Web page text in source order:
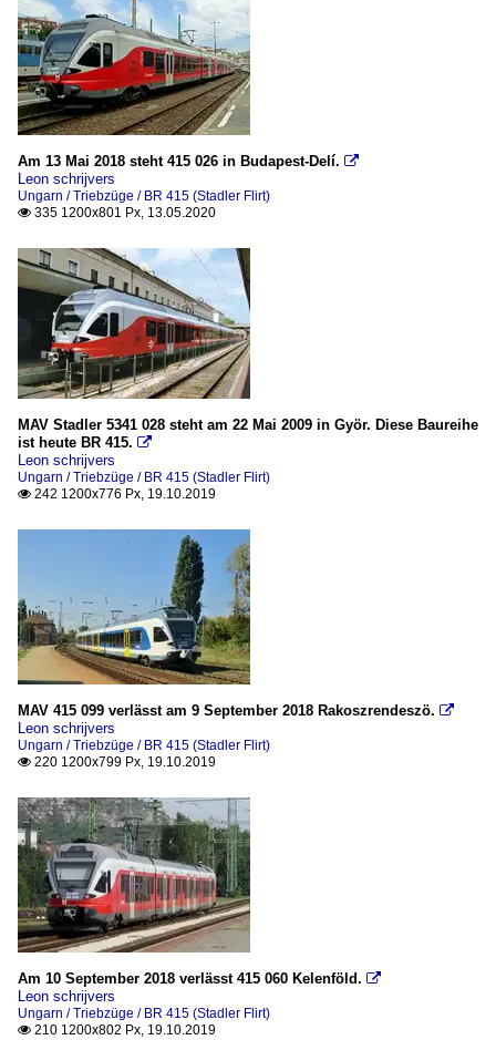
Am 13 Mai 2018 steht 415 026 in Budapest-Delí. 
Leon schrijvers
Ungarn / Triebzüge / BR 415 (Stadler Flirt)
 335 1200x801 Px, 13.05.2020
MAV Stadler 5341 028 steht am 22 Mai 2009 in Györ. Diese Baureihe
ist heute BR 415. 
Leon schrijvers
Ungarn / Triebzüge / BR 415 (Stadler Flirt)
 242 1200x776 Px, 19.10.2019
MAV 415 099 verlässt am 9 September 2018 Rakoszrendeszö. 
Leon schrijvers
Ungarn / Triebzüge / BR 415 (Stadler Flirt)
 220 1200x799 Px, 19.10.2019
Am 10 September 2018 verlässt 415 060 Kelenföld. 
Leon schrijvers
Ungarn / Triebzüge / BR 415 (Stadler Flirt)
 210 1200x802 Px, 19.10.2019